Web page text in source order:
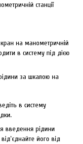
станції
на манометричній
в систему під дією
за шкалою на
в систему
введення рідини
його від